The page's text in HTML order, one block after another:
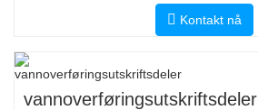
Kontakt nå
vannoverføringsutskriftsdeler